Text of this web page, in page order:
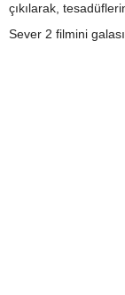
çıkılarak,
Sever 2 filmini